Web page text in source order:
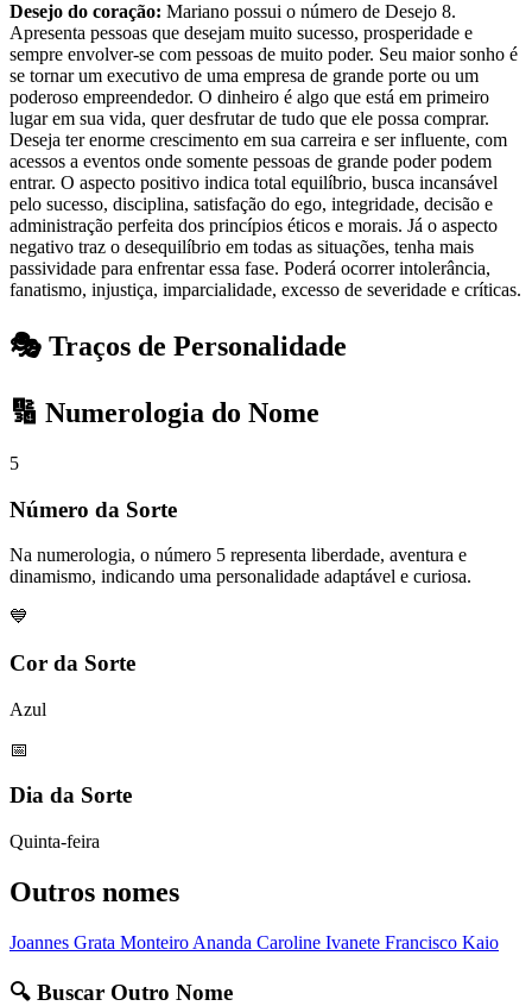
Desejo do coração: Mariano possui o número de Desejo 8.
Apresenta pessoas que desejam muito sucesso, prosperidade e
sempre envolver-se com pessoas de muito poder. Seu maior sonho é
se tornar um executivo de uma empresa de grande porte ou um
poderoso empreendedor. O dinheiro é algo que está em primeiro
lugar em sua vida, quer desfrutar de tudo que ele possa comprar.
Deseja ter enorme crescimento em sua carreira e ser influente, com
acessos a eventos onde somente pessoas de grande poder podem
entrar. O aspecto positivo indica total equilíbrio, busca incansável
pelo sucesso, disciplina, satisfação do ego, integridade, decisão e
administração perfeita dos princípios éticos e morais. Já o aspecto
negativo traz o desequilíbrio em todas as situações, tenha mais
passividade para enfrentar essa fase. Poderá ocorrer intolerância,
fanatismo, injustiça, imparcialidade, excesso de severidade e críticas.
🎭 Traços de Personalidade
🔢 Numerologia do Nome
5
Número da Sorte
Na numerologia, o número 5 representa liberdade, aventura e
dinamismo, indicando uma personalidade adaptável e curiosa.
💙
Cor da Sorte
Azul
📅
Dia da Sorte
Quinta-feira
Outros nomes
Joannes Grata Monteiro Ananda Caroline Ivanete Francisco Kaio
🔍 Buscar Outro Nome